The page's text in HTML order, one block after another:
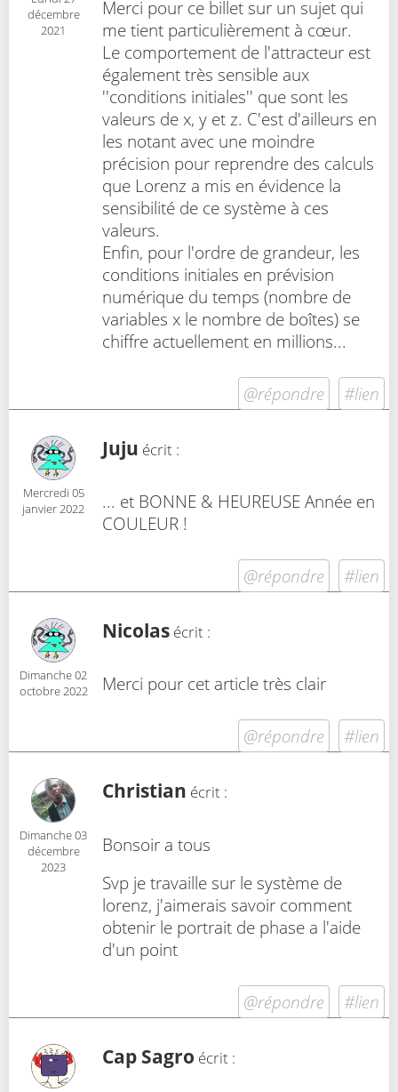
décembre
2021
Merci pour ce billet sur un sujet qui
me tient particulièrement à cœur.
Le comportement de l'attracteur est
également très sensible aux
''conditions initiales'' que sont les
valeurs de x, y et z. C'est d'ailleurs en
les notant avec une moindre
précision pour reprendre des calculs
que Lorenz a mis en évidence la
sensibilité de ce système à ces
valeurs.
Enfin, pour l'ordre de grandeur, les
conditions initiales en prévision
numérique du temps (nombre de
variables x le nombre de boîtes) se
chiffre actuellement en millions...
@répondre #lien
Mercredi 05
janvier 2022
Juju écrit :
... et BONNE & HEUREUSE Année en
COULEUR !
@répondre #lien
Dimanche 02
octobre 2022
Nicolas écrit :
Merci pour cet article très clair
@répondre #lien
Dimanche 03
décembre
2023
Christian écrit :
Bonsoir a tous
Svp je travaille sur le système de
lorenz, j'aimerais savoir comment
obtenir le portrait de phase a l'aide
d'un point
@répondre #lien
Cap Sagro écrit :